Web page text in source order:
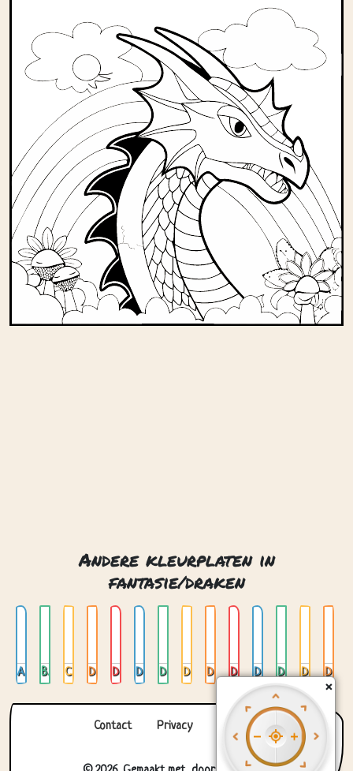
Andere kleurplaten in
fantasie/draken
Azteekse draak Babydraak dat uit een ei komt Chinese draak Draak Draak 01 Draak 02 Draak en bergen Draak en kasteel Draak en ridder Draak gekruld Draak glas in lood 01 Draak glas in lood 02 Draak glas in lood 03 Draak glas in lood cirkel
Contact Privacy Over ons
×